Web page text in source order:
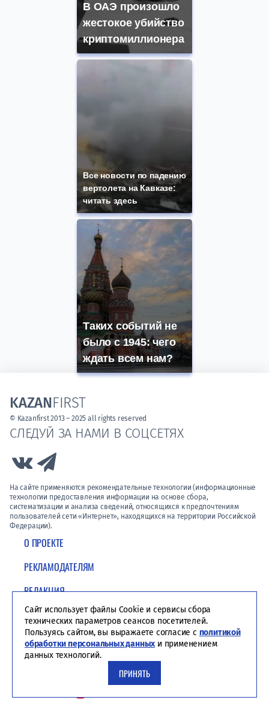
В ОАЭ произошло
жестокое убийство
криптомиллионера
Все новости по падению
вертолета на Кавказе:
читать здесь
Таких событий не
было с 1945: чего
ждать всем нам?
О ПРОЕКТЕ
РЕКЛАМОДАТЕЛЯМ
РЕДАКЦИЯ
ПОЛИТИКА КОНФИДЕНЦИАЛЬНОСТИ
СЛЕДУЙ ЗА НАМИ В СОЦСЕТЯХ
Link to Vk
На сайте применяются рекомендательные технологии (информационные
технологии предоставления информации на основе сбора,
систематизации и анализа сведений, относящихся к предпочтениям
пользователей сети «Интернет», находящихся на территории Российской
Федерации).
KAZANFIRST
© Kazanfirst 2013 – 2025 all rights reserved
Сайт использует файлы Cookie и сервисы сбора
технических параметров сеансов посетителей.
Пользуясь сайтом, вы выражаете согласие с политикой
обработки персональных данных и применением
данных технологий.
ПРИНЯТЬ